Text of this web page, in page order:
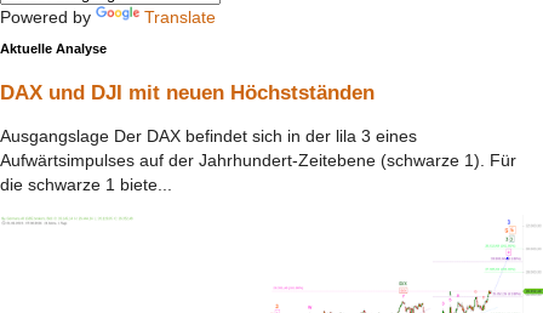
Powered by Translate
Aktuelle Analyse
DAX und DJI mit neuen Höchstständen
Ausgangslage Der DAX befindet sich in der lila 3 eines
Aufwärtsimpulses auf der Jahrhundert-Zeitebene (schwarze 1). Für
die schwarze 1 biete...